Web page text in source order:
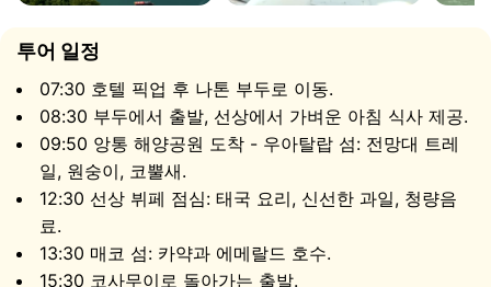
투어 일정
07:30 호텔 픽업 후 나톤 부두로 이동.
08:30 부두에서 출발, 선상에서 가벼운 아침 식사 제공.
09:50 앙통 해양공원 도착 - 우아탈랍 섬: 전망대 트레
일, 원숭이, 코뿔새.
12:30 선상 뷔페 점심: 태국 요리, 신선한 과일, 청량음
료.
13:30 매코 섬: 카약과 에메랄드 호수.
15:30 코사무이로 돌아가는 출발.